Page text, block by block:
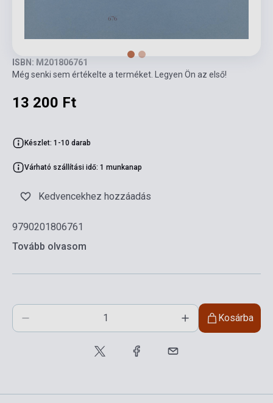
ISBN: M201806761
Még senki sem értékelte a terméket. Legyen Ön az első!
13 200 Ft
Készlet: 1-10 darab
Várható szállítási idő: 1 munkanap
Kedvencekhez hozzáadás
9790201806761
Tovább olvasom
Kosárba